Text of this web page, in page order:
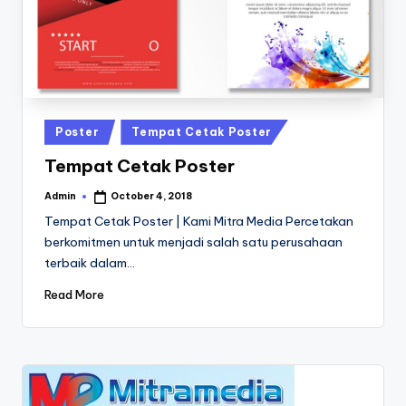
-
1
6
Jam
Posted
in
Poster Tempat Cetak Poster
Tempat Cetak Poster
Posted
Admin October 4, 2018
Tempat Cetak Poster | Kami Mitra Media Percetakan
berkomitmen untuk menjadi salah satu perusahaan
terbaik dalam…
Read More